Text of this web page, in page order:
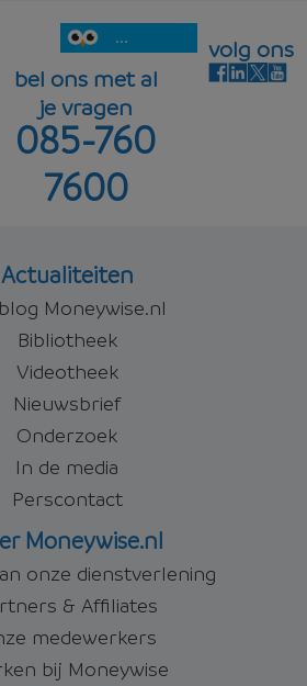
...
bel ons met al
je vragen
085-760
7600
volg ons
Actualiteiten
Moneywise.nl
Bibliotheek
Videotheek
Nieuwsbrief
Onderzoek
In de media
Perscontact
Moneywise.nl
onze dienstverlening
& Affiliates
medewerkers
bij Moneywise